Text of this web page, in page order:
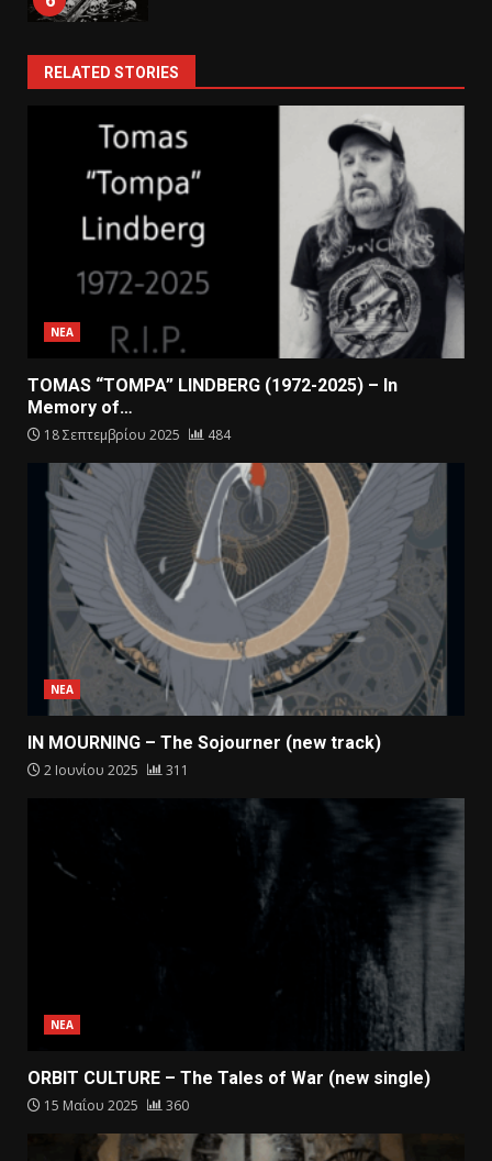
RELATED STORIES
ΝΕΑ
TOMAS “TOMPA” LINDBERG (1972-2025) – In
Memory of…
18 Σεπτεμβρίου 2025 484
ΝΕΑ
IN MOURNING – The Sojourner (new track)
2 Ιουνίου 2025 311
ΝΕΑ
ORBIT CULTURE – The Tales of War (new single)
15 Μαΐου 2025 360